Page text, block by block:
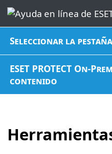
Seleccionar la pestaña
ESET PROTECT On-
contenido